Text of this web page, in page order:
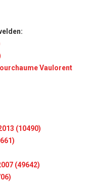
Vaulorent
(10490)
(49642)